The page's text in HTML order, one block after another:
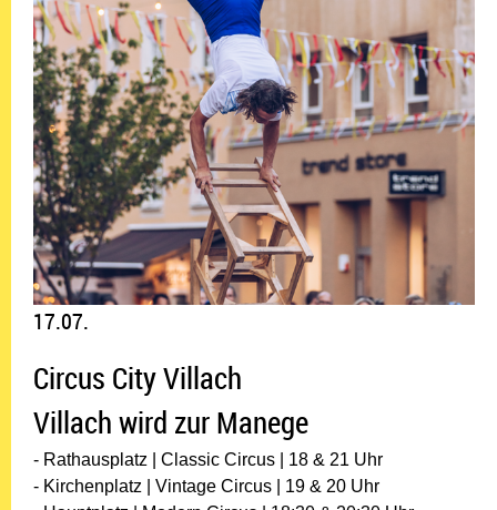
17.07.
Circus City Villach
Villach wird zur Manege
- Rathausplatz | Classic Circus | 18 & 21 Uhr
- Kirchenplatz | Vintage Circus | 19 & 20 Uhr